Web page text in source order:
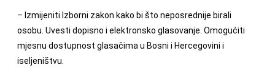
– Izmijeniti Izborni zakon kako bi što neposrednije birali
osobu. Uvesti dopisno i elektronsko glasovanje. Omogućiti
mjesnu dostupnost glasačima u Bosni i Hercegovini i
iseljeništvu.